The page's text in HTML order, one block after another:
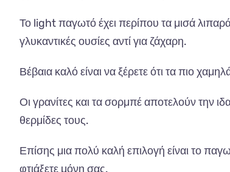
Το light παγωτό έχει περίπου τα μισά
γλυκαντικές ουσίες αντί για ζάχαρη.
Βέβαια καλό είναι να ξέρετε ότι τα πιο
Οι γρανίτες και τα σορμπέ αποτελούν την
θερμίδες τους.
Επίσης μια πολύ καλή επιλογή είναι το
φτιάξετε μόνη σας.